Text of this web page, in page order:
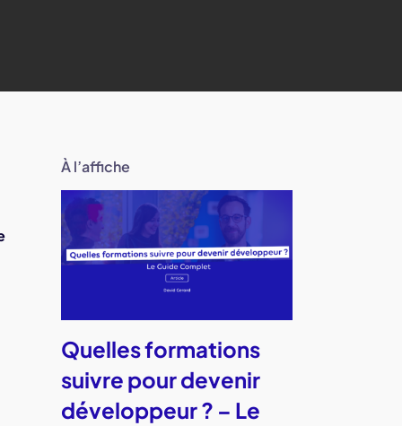
À l’affiche
Quelles formations
suivre pour devenir
développeur ? – Le